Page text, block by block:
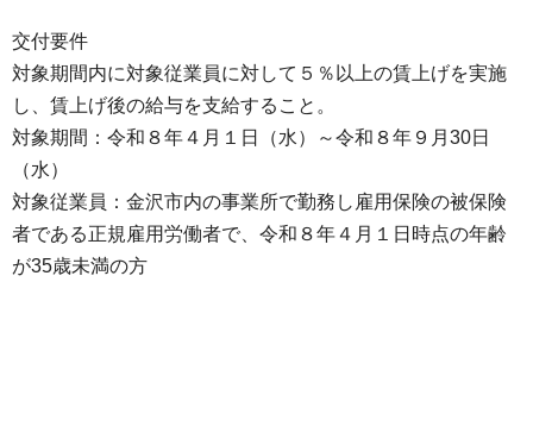
交付要件
対象期間内に対象従業員に対して５％以上の賃上げを実施
し、賃上げ後の給与を支給すること。
対象期間：令和８年４月１日（水）～令和８年９月30日
（水）
対象従業員：金沢市内の事業所で勤務し雇用保険の被保険
者である正規雇用労働者で、令和８年４月１日時点の年齢
が35歳未満の方